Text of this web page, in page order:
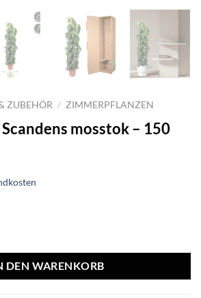
ZUBEHÖR / ZIMMERPFLANZEN
mosstok – 150
DEN WARENKORB